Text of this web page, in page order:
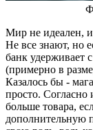
Мир не идеален, и
Не все знают, но
банк удерживает
(примерно в
Казалось бы -
просто. Согласно
больше товара,
дополнительную